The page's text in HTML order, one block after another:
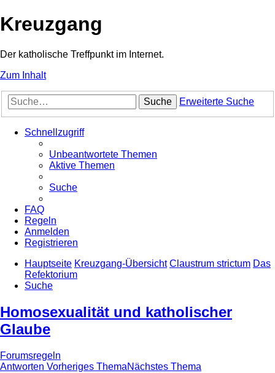
Kreuzgang
Der katholische Treffpunkt im Internet.
Zum Inhalt
Suche Erweiterte Suche
Schnellzugriff
Unbeantwortete Themen
Aktive Themen
Suche
FAQ
Regeln
Anmelden
Registrieren
Hauptseite Kreuzgang-Übersicht Claustrum strictum Das
Refektorium
Suche
Homosexualität und katholischer
Glaube
Forumsregeln
Antworten Vorheriges ThemaNächstes Thema